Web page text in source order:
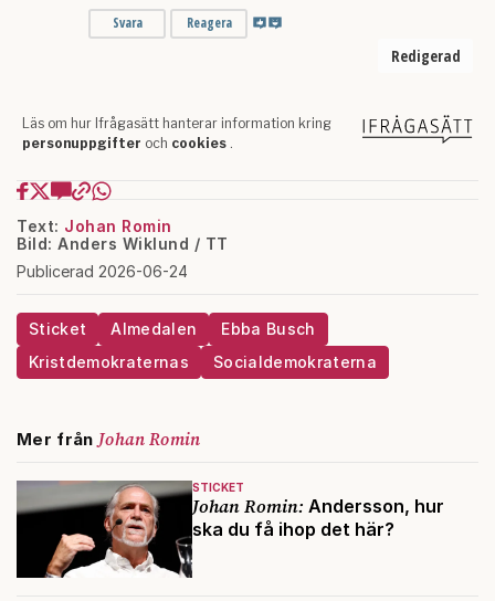
Text: Johan Romin
Bild: Anders Wiklund / TT
Publicerad 2026-06-24
Sticket Almedalen
Ebba Busch
Kristdemokraternas
Socialdemokraterna
Mer från Johan Romin
STICKET
Johan Romin: Andersson, hur
ska du få ihop det här?